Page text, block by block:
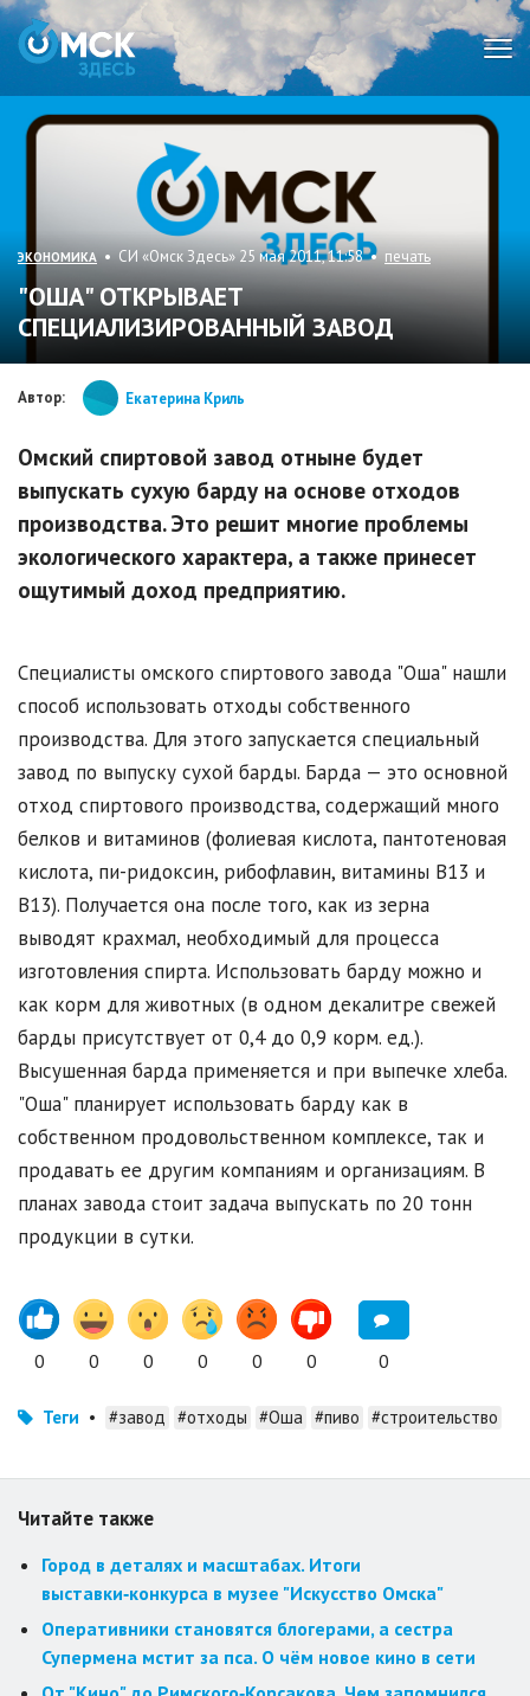
ЭКОНОМИКА • СИ «Омск Здесь» 25 мая 2011, 11:58 • печать
"ОША" ОТКРЫВАЕТ
СПЕЦИАЛИЗИРОВАННЫЙ ЗАВОД
Автор: Екатерина Криль
Омский спиртовой завод отныне будет
выпускать сухую барду на основе отходов
производства. Это решит многие проблемы
экологического характера, а также принесет
ощутимый доход предприятию.
Специалисты омского спиртового завода "Оша" нашли
способ использовать отходы собственного
производства. Для этого запускается специальный
завод по выпуску сухой барды. Барда — это основной
отход спиртового производства, содержащий много
белков и витаминов (фолиевая кислота, пантотеновая
кислота, пи-ридоксин, рибофлавин, витамины B13 и
B13). Получается она после того, как из зерна
выводят крахмал, необходимый для процесса
изготовления спирта. Использовать барду можно и
как корм для животных (в одном декалитре свежей
барды присутствует от 0,4 до 0,9 корм. ед.).
Высушенная барда применяется и при выпечке хлеба.
"Оша" планирует использовать барду как в
собственном продовольственном комплексе, так и
продавать ее другим компаниям и организациям. В
планах завода стоит задача выпускать по 20 тонн
продукции в сутки.
0 0 0 0 0 0 0
Теги • #завод #отходы #Оша #пиво #строительство
Читайте также
Город в деталях и масштабах. Итоги
выставки‑конкурса в музее "Искусство Омска"
Оперативники становятся блогерами, а сестра
Супермена мстит за пса. О чём новое кино в сети